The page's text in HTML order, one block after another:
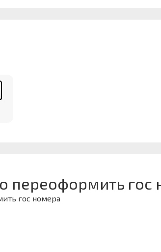
переоформить гос
гос номера